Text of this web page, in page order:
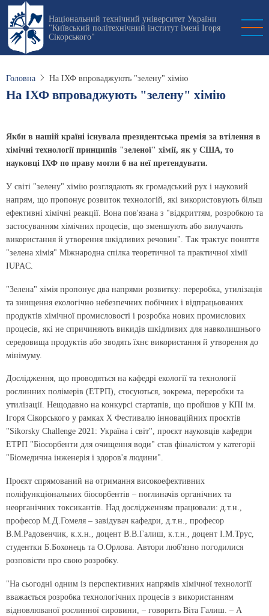
Перейти
основного
вмісту
Національний технічний університет України
"Київський політехнічний інститут імені Ігоря
Сікорського"
Головна На ІХФ впроваджують "зелену" хімію
На ІХФ впроваджують "зелену" хімію
Якби в нашій країні існувала президентська премія за втілення в
хімічні технології принципів "зеленої" хімії, як у США, то
науковці ІХФ по праву могли б на неї претендувати.
У світі "зелену" хімію розглядають як громадський рух і науковий
напрям, що пропонує розвиток технологій, які використовують більш
ефективні хімічні реакції. Вона пов'язана з "відкриттям, розробкою та
застосуванням хімічних процесів, що зменшують або вилучають
використання й утворення шкідливих речовин". Так трактує поняття
"зелена хімія" Міжнародна спілка теоретичної та практичної хімії
IUPAC.
"Зелена" хімія пропонує два напрями розвитку: переробка, утилізація
та знищення екологічно небезпечних побічних і відпрацьованих
продуктів хімічної промисловості і розробка нових промислових
процесів, які не спричиняють викидів шкідливих для навколишнього
середовища продуктів або зводять їхнє використання й утворення до
мінімуму.
Дослідження, що проводяться на кафедрі екології та технології
рослинних полімерів (ЕТРП), стосуються, зокрема, переробки та
утилізації. Нещодавно на конкурсі стартапів, що пройшов у КПІ ім.
Ігоря Сікорського у рамках X Фестивалю інноваційних проєктів
"Sikorsky Challenge 2021: Україна і світ", проєкт науковців кафедри
ЕТРП "Біосорбенти для очищення води" став фіналістом у категорії
"Біомедична інженерія і здоров'я людини".
Проєкт спрямований на отримання високоефективних
поліфункціональних біосорбентів – поглиначів органічних та
неорганічних токсикантів. Над дослідженням працювали: д.т.н.,
професор М.Д.Гомеля – завідувач кафедри, д.т.н., професор
В.М.Радовенчик, к.х.н., доцент В.В.Галиш, к.т.н., доцент І.М.Трус,
студентки Б.Бохонець та О.Орлова. Автори люб'язно погодилися
розповісти про свою розробку.
"На сьогодні одним із перспективних напрямів хімічної технології
вважається розробка технологічних процесів з використанням
відновлюваної рослинної сировини, – говорить Віта Галиш. – А